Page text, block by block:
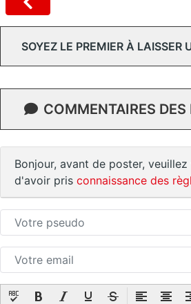
SOYEZ LE PREMIER À LAISSER
COMMENTAIRES
Bonjour, avant de poster,
d'avoir pris connaissance des